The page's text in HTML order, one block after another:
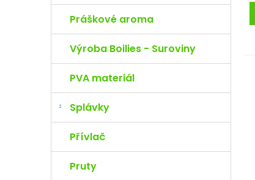
Práškové aroma
Výroba Boilies - Suroviny
PVA materiál
Splávky
Přívlač
Pruty